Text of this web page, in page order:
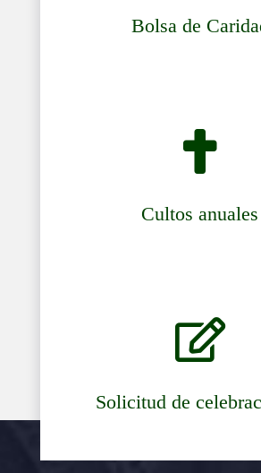
Bolsa de

Cultos anuales

Solicitud de